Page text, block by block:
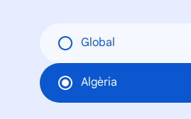
Global
Algèria